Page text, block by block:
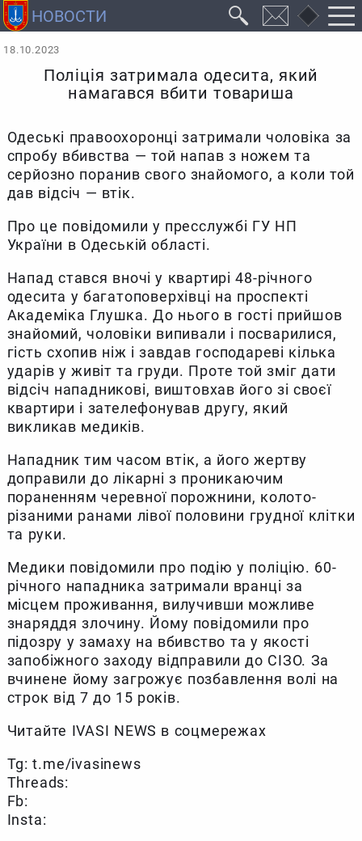
18.10.2023
Поліція затримала одесита, який
намагався вбити товариша
Одеські правоохоронці затримали чоловіка за
спробу вбивства — той напав з ножем та
серйозно поранив свого знайомого, а коли той
дав відсіч — втік.
Про це повідомили у пресслужбі ГУ НП
України в Одеській області.
Напад стався вночі у квартирі 48-річного
одесита у багатоповерхівці на проспекті
Академіка Глушка. До нього в гості прийшов
знайомий, чоловіки випивали і посварилися,
гість схопив ніж і завдав господареві кілька
ударів у живіт та груди. Проте той зміг дати
відсіч нападникові, виштовхав його зі своєї
квартири і зателефонував другу, який
викликав медиків.
Нападник тим часом втік, а його жертву
доправили до лікарні з проникаючим
пораненням черевної порожнини, колото-
різаними ранами лівої половини грудної клітки
та руки.
Медики повідомили про подію у поліцію. 60-
річного нападника затримали вранці за
місцем проживання, вилучивши можливе
знаряддя злочину. Йому повідомили про
підозру у замаху на вбивство та у якості
запобіжного заходу відправили до СІЗО. За
вчинене йому загрожує позбавлення волі на
строк від 7 до 15 років.
Читайте IVASI NEWS в соцмережах
Tg: t.me/ivasinews
Threads:
Fb:
Insta: